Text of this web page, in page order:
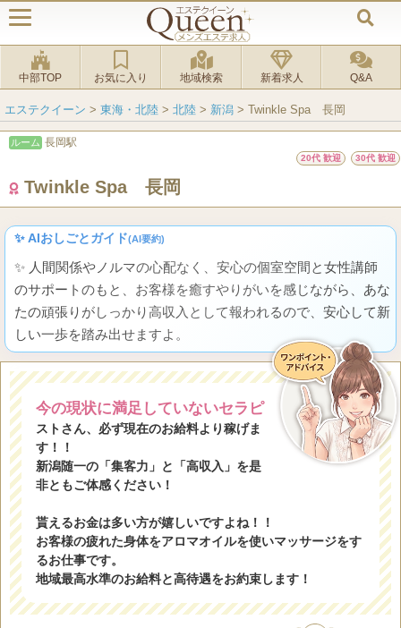
中部TOP お気に入り 地域検索 新着求人 Q&A
エステクイーン > 東海・北陸 > 北陸 > 新潟 > Twinkle Spa 長岡
ルーム 長岡駅
20代 歓迎 30代 歓迎
Twinkle Spa 長岡
✨ AIおしごとガイド(AI要約)
✨ 人間関係やノルマの心配なく、安心の個室空間と女性講師
のサポートのもと、お客様を癒すやりがいを感じながら、あな
たの頑張りがしっかり高収入として報われるので、安心して新
しい一歩を踏み出せますよ。
今の現状に満足していないセラピ
ストさん、必ず現在のお給料より稼げま
す！！
新潟随一の「集客力」と「高収入」を是
非ともご体感ください！
貰えるお金は多い方が嬉しいですよね！！
お客様の疲れた身体をアロマオイルを使いマッサージをす
るお仕事です。
地域最高水準のお給料と高待遇をお約束します！